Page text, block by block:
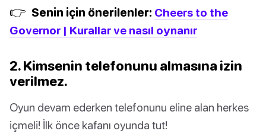
👉 Senin için önerilenler: Cheers to the
Governor | Kurallar ve nasıl oynanır
2. Kimsenin telefonunu almasına izin
verilmez.
Oyun devam ederken telefonunu eline alan herkes
içmeli! İlk önce kafanı oyunda tut!